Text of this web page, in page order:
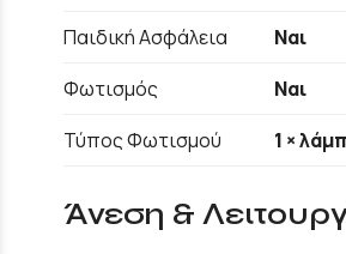
Παιδική Ασφάλεια
Ναι
Φωτισμός
Ναι
Τύπος Φωτισμού
1 ×
Άνεση &